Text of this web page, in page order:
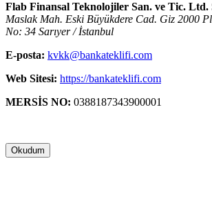
Flab Finansal Teknolojiler San. ve Tic. Ltd.
Maslak Mah. Eski Büyükdere Cad. Giz 2000
No: 34 Sarıyer / İstanbul
E-posta: kvkk@bankateklifi.com
Web Sitesi: https://bankateklifi.com
MERSİS NO: 0388187343900001
Okudum